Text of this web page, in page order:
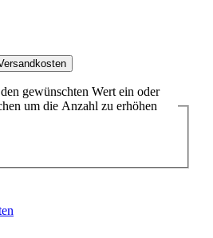
gewünschten Wert ein oder
um die Anzahl zu erhöhen